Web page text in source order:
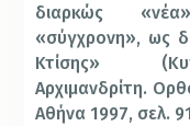
διαρκώς
«σύγχρονη», ως
Κτίσης»
Αρχιμανδρίτη.
Αθήνα 1997, σελ.